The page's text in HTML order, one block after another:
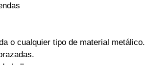
o cualquier tipo de material metálico.